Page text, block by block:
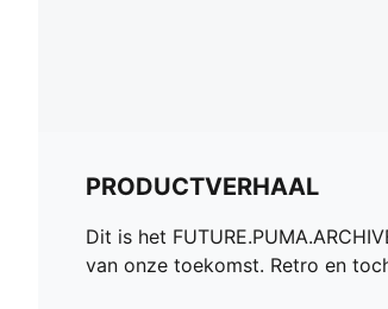
PRODUCTVERHAAL
Dit is het
van onze toekomst. Retro en